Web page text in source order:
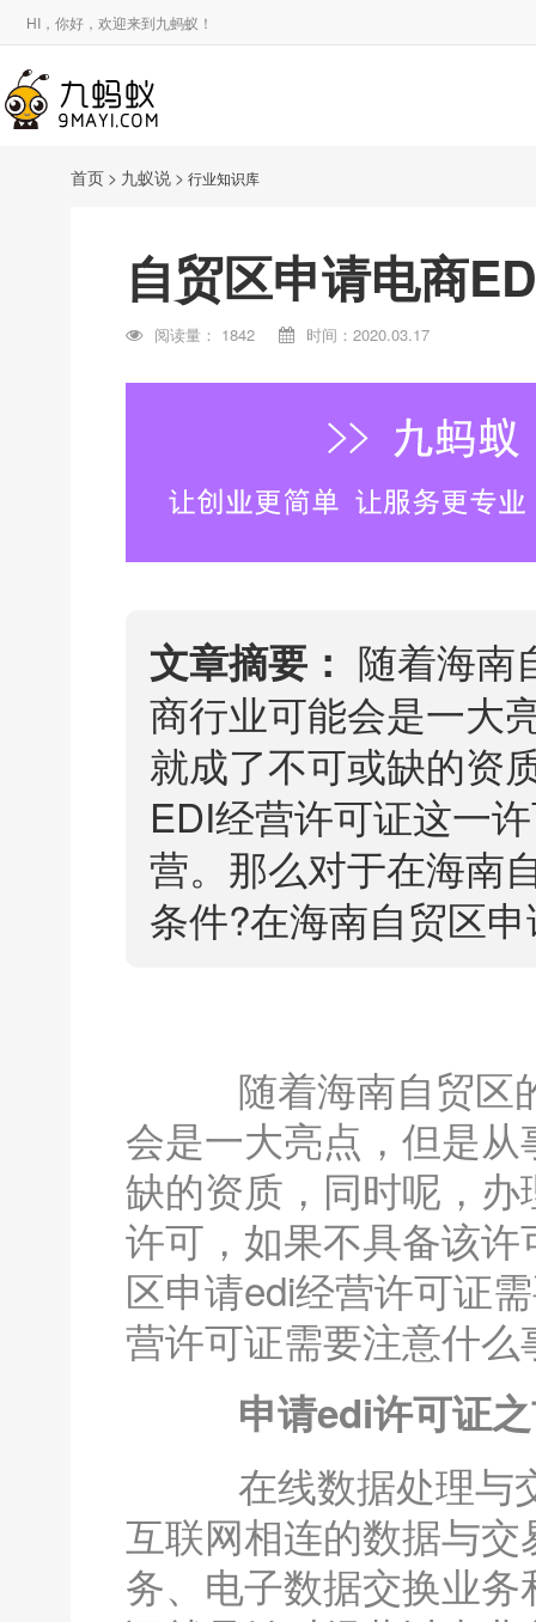
HI，你好，欢迎来到九蚂蚁！
首页 > 九蚁说 > 行业知识库
自贸区申请电商
阅读量： 1842 时间：2020.03.17
文章摘要： 随着海南
商行业可能会是一大
就成了不可或缺的资
EDI经营许可证这一
营。那么对于在海南
条件?在海南自贸区
随着海南自贸区
会是一大亮点，但是
缺的资质，同时呢，
许可，如果不具备该
区申请edi经营许可证
营许可证需要注意什么
申请edi许可证
在线数据处理与
互联网相连的数据与
务、电子数据交换业